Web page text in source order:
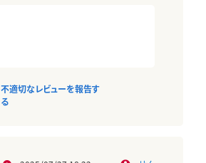
不適切なレビューを報告す
る